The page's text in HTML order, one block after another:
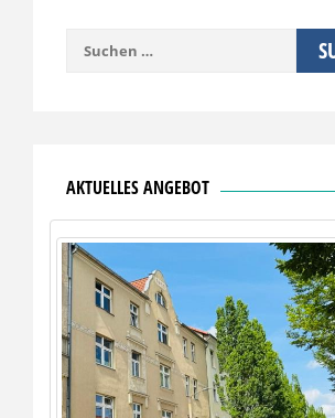
Suchen
AKTUELLES ANGEBOT